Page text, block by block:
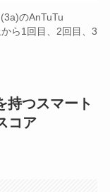
のAnTuTu
ら1回目、2回目、3
持つスマート
コア